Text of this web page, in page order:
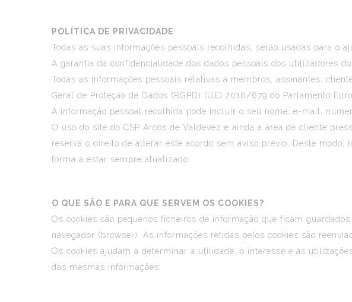
POLÍTICA DE PRIVACIDADE
Todas as suas informações pessoais recolhidas, serão usadas para o
A garantia da confidencialidade dos dados pessoais dos utilizadores
Todas as informações pessoais relativas a membros, assinantes,
Geral de Proteção de Dados (RGPD) (UE) 2016/679 do Parlamento
A informação pessoal recolhida pode incluir o seu nome, e-mail,
O uso do site do CSP Arcos de Valdevez e ainda a área de cliente
reserva o direito de alterar este acordo sem aviso prévio. Deste
forma a estar sempre atualizado.
O QUE SÃO E PARA QUE SERVEM OS COOKIES?
Os cookies são pequenos ficheiros de informação que ficam
navegador (browser). As informações retidas pelos cookies são
Os cookies ajudam a determinar a utilidade, o interesse e as
das mesmas informações.